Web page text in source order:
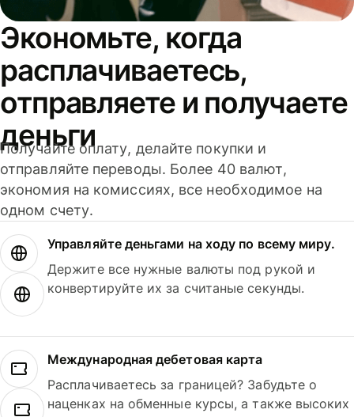
Экономьте, когда
расплачиваетесь,
отправляете и получаете
деньги
Получайте оплату, делайте покупки и
отправляйте переводы. Более 40 валют,
экономия на комиссиях, все необходимое на
одном счету.
Управляйте деньгами на ходу по всему миру.
Держите все нужные валюты под рукой и
конвертируйте их за считаные секунды.
Международная дебетовая карта
Расплачиваетесь за границей? Забудьте о
наценках на обменные курсы, а также высоких